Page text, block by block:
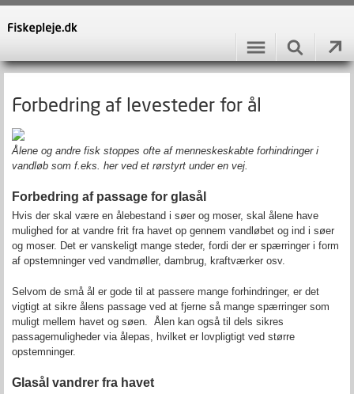
Forbedring af levesteder for ål
Ålene og andre fisk stoppes ofte af menneskeskabte forhindringer i
vandløb som f.eks. her ved et rørstyrt under en vej.
Forbedring af passage for glasål
Hvis der skal være en ålebestand i søer og moser, skal ålene have
mulighed for at vandre frit fra havet op gennem vandløbet og ind i søer
og moser. Det er vanskeligt mange steder, fordi der er spærringer i form
af opstemninger ved vandmøller, dambrug, kraftværker osv.
Selvom de små ål er gode til at passere mange forhindringer, er det
vigtigt at sikre ålens passage ved at fjerne så mange spærringer som
muligt mellem havet og søen. Ålen kan også til dels sikres
passagemuligheder via ålepas, hvilket er lovpligtigt ved større
opstemninger.
Glasål vandrer fra havet